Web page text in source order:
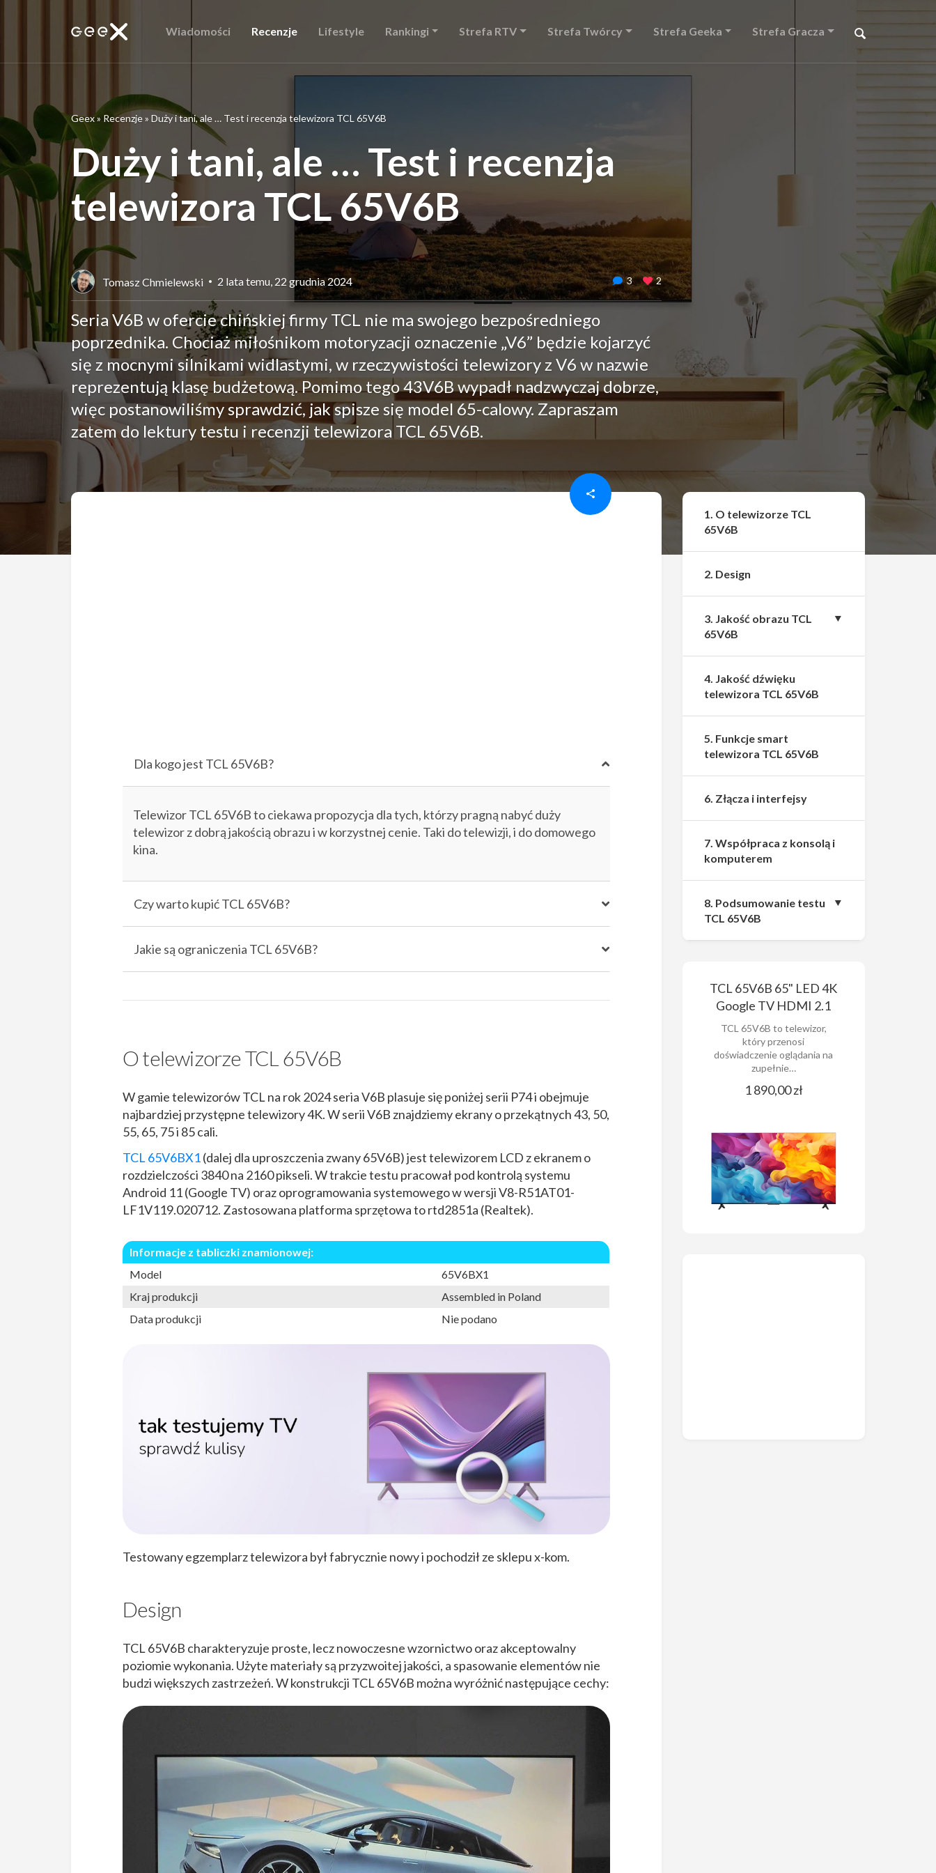
Wiadomości Recenzje Lifestyle Rankingi Strefa RTV Strefa Twórcy Strefa Geeka Strefa Gracza
Geex» Recenzje» Duży i tani, ale … Test i recenzja telewizora TCL 65V6B
Duży i tani, ale … Test i recenzja
telewizora TCL 65V6B
Tomasz Chmielewski 2 lata temu, 22 grudnia 2024 3 2
Seria V6B w ofercie chińskiej firmy TCL nie ma swojego bezpośredniego
poprzednika. Chociaż miłośnikom motoryzacji oznaczenie „V6” będzie kojarzyć
się z mocnymi silnikami widlastymi, w rzeczywistości telewizory z V6 w nazwie
reprezentują klasę budżetową. Pomimo tego 43V6B wypadł nadzwyczaj dobrze,
więc postanowiliśmy sprawdzić, jak spisze się model 65-calowy. Zapraszam
zatem do lektury testu i recenzji telewizora TCL 65V6B.
Udostępnij
Dla kogo jest TCL 65V6B?
Telewizor TCL 65V6B to ciekawa propozycja dla tych, którzy pragną nabyć duży
telewizor z dobrą jakością obrazu i w korzystnej cenie. Taki do telewizji, i do domowego
kina.
Czy warto kupić TCL 65V6B?
Jakie są ograniczenia TCL 65V6B?
O telewizorze TCL 65V6B
W gamie telewizorów TCL na rok 2024 seria V6B plasuje się poniżej serii P74 i obejmuje
najbardziej przystępne telewizory 4K. W serii V6B znajdziemy ekrany o przekątnych 43, 50,
55, 65, 75 i 85 cali.
TCL 65V6BX1(dalej dla uproszczenia zwany 65V6B) jest telewizorem LCD z ekranem o
rozdzielczości 3840 na 2160 pikseli. W trakcie testu pracował pod kontrolą systemu
Android 11 (Google TV) oraz oprogramowania systemowego w wersji V8-R51AT01-
LF1V119.020712. Zastosowana platforma sprzętowa to rtd2851a (Realtek).
Informacje z tabliczki znamionowej:
Model
65V6BX1
Kraj produkcji
Assembled in Poland
Data produkcji
Nie podano
Testowany egzemplarz telewizora był fabrycznie nowy i pochodził ze sklepu x-kom.
Design
TCL 65V6B charakteryzuje proste, lecz nowoczesne wzornictwo oraz akceptowalny
poziomie wykonania. Użyte materiały są przyzwoitej jakości, a spasowanie elementów nie
budzi większych zastrzeżeń. W konstrukcji TCL 65V6B można wyróżnić następujące cechy:
1. O telewizorze TCL
65V6B
2. Design
3. Jakość obrazu TCL
65V6B
4. Jakość dźwięku
telewizora TCL 65V6B
5. Funkcje smart
telewizora TCL 65V6B
6. Złącza i interfejsy
7. Współpraca z konsolą i
komputerem
8. Podsumowanie testu
TCL 65V6B
TCL 65V6B 65" LED 4K
Google TV HDMI 2.1
TCL 65V6B to telewizor,
który przenosi
doświadczenie oglądania na
zupełnie…
1 890,00 zł